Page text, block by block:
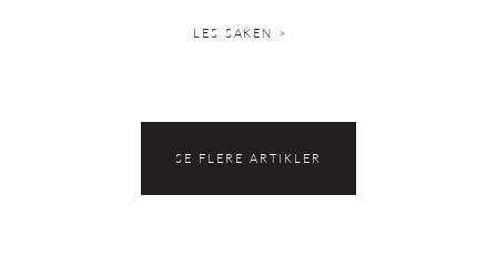
LES SAKEN >
SE FLERE ARTIKLER